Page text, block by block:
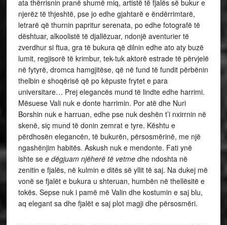
ata thërrisnin pranë shumë miq, artistë të fjalës së bukur e
njerëz të thjeshtë, pse jo edhe gjahtarë e ëndërrim­tarë,
letrarë që thurnin papritur serenata, po edhe fotografë të
dështuar, alkoolistë të djallëzuar, ndonjë aventurier të
zverdhur si ftua, gra të bukura që dilnin edhe ato aty buzë
lumit, regjisorë të krimbur, tek-tuk aktorë estrade të përvjelë
në fytyrë, dromca hamgjitëse, që në fund të fundit përbënin
thelbin e shoqërisë që po këpuste frytet e para
universitare… Prej elegancës mund të lindte edhe harrimi.
Mësuese Vali nuk e donte harrimin. Por atë dhe Nuri
Borshin nuk e harruan, edhe pse nuk deshën t’i nxirrnin në
skenë, siç mund të donin zemrat e tyre. Kështu e
përdhosën elegancën, të bukurën, përsosmërinë, me një
ngashënjim habitës. Askush nuk e mendonte. Fati ynë
ishte se e dëgjuam njëherë të vetmedhe ndoshta në
zenitin e fjalës, në kulmin e ditës së yllit të saj. Na dukej më
vonë se fjalët e bukura u shteruan, humbën në thellësitë e
tokës. Sepse nuk i pamë më Valin dhe kostumin e saj blu,
aq elegant sa dhe fjalët e saj plot magji dhe përsosmëri.